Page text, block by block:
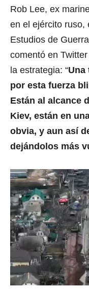
Rob Lee, ex
en el ejército ruso,
Estudios de
comentó en
la estrategia: “Una
por esta fuerza
Están al alcance
Kiev, están en
obvia, y aun así
dejándolos más